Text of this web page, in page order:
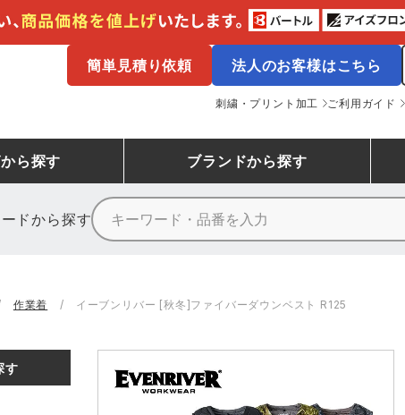
簡単見積り依頼 法人のお客様はこちら
刺繍・プリント加工 ご利用ガイド
用ポロシャツ
から探す
ションウェアランキング 作業用ポロシャツランキング
ブランドから探す
山田辰 クレヒフク
ォーム 運送・倉庫作業服
ドから探す
作業着 イーブンリバー [秋冬]ファイバーダウンベスト R125
す